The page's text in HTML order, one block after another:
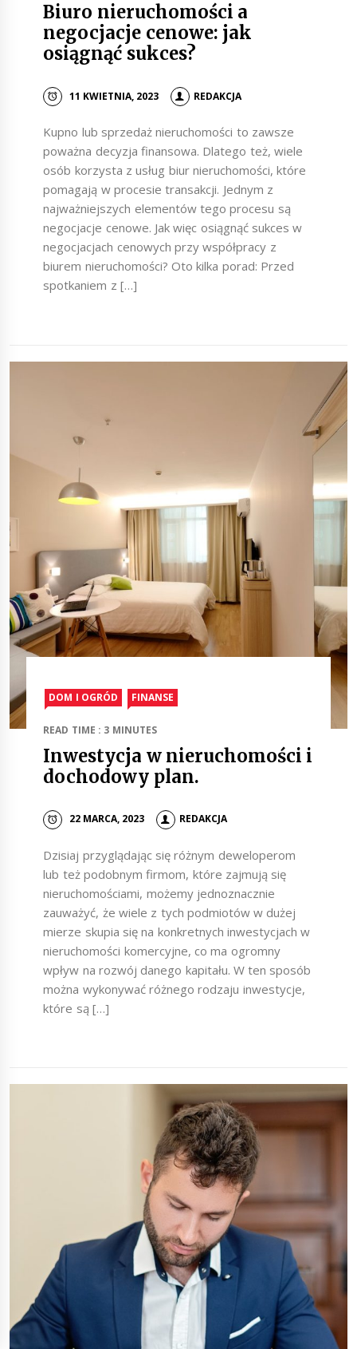
Biuro nieruchomości a
negocjacje cenowe: jak
osiągnąć sukces?
11 KWIETNIA, 2023 REDAKCJA
Kupno lub sprzedaż nieruchomości to zawsze
poważna decyzja finansowa. Dlatego też, wiele
osób korzysta z usług biur nieruchomości, które
pomagają w procesie transakcji. Jednym z
najważniejszych elementów tego procesu są
negocjacje cenowe. Jak więc osiągnąć sukces w
negocjacjach cenowych przy współpracy z
biurem nieruchomości? Oto kilka porad: Przed
spotkaniem z […]
DOM I OGRÓD FINANSE
READ TIME : 3 MINUTES
Inwestycja w nieruchomości i
dochodowy plan.
22 MARCA, 2023 REDAKCJA
Dzisiaj przyglądając się różnym deweloperom
lub też podobnym firmom, które zajmują się
nieruchomościami, możemy jednoznacznie
zauważyć, że wiele z tych podmiotów w dużej
mierze skupia się na konkretnych inwestycjach w
nieruchomości komercyjne, co ma ogromny
wpływ na rozwój danego kapitału. W ten sposób
można wykonywać różnego rodzaju inwestycje,
które są […]